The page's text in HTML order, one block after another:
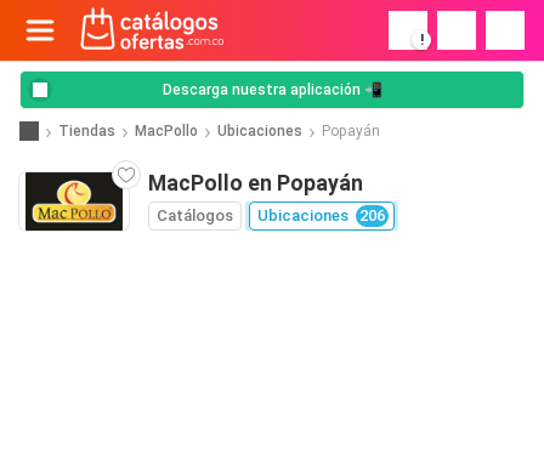
!
Descarga nuestra aplicación 📲
Tiendas MacPollo Ubicaciones Popayán
MacPollo en Popayán
Catálogos Ubicaciones 206